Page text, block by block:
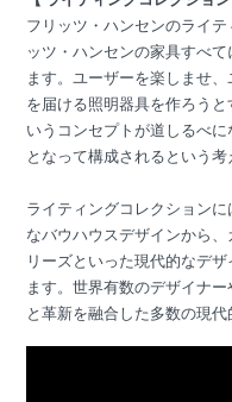
フリッツ・ハンセンのライ
ッツ・ハンセンの家具すべ
ます。ユーザーを楽しませ
を届ける照明器具を作ろう
いうコンセプトが道しるべ
となって構成されるという考
ライティングコレクション
なバウハウスデザインから
リーズといった現代的なデ
ます。世界有数のデザイナ
と革新を融合した多数の現代